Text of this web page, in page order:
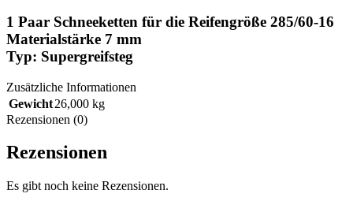
1 Paar Schneeketten für die Reifengröße 285/60-16
Materialstärke 7 mm
Typ: Supergreifsteg
Zusätzliche Informationen
Gewicht26,000 kg
Rezensionen (0)
Rezensionen
Es gibt noch keine Rezensionen.